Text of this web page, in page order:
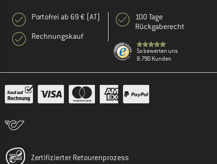
Portofrei ab 69 € (AT)
Rechnungskauf
100 Tage
Rückgaberecht
So bewerten uns
8.790 Kunden
Zertifizierter Retourenprozess